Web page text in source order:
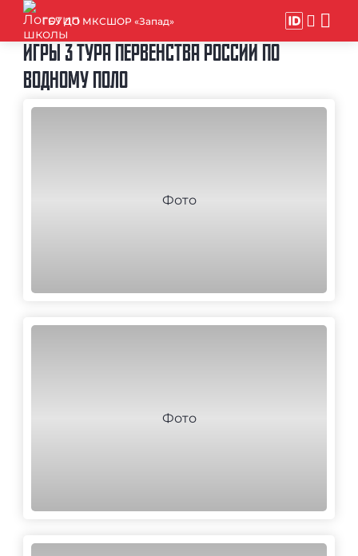
ГБУ ДО МКСШОР «Запад»
ИГРЫ 3 ТУРА ПЕРВЕНСТВА РОССИИ ПО
ВОДНОМУ ПОЛО